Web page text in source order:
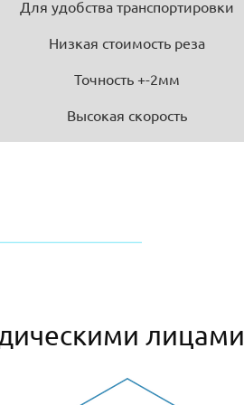
Для удобства транспортировки
Низкая стоимость реза
Точность +-2мм
Высокая скорость
лицами